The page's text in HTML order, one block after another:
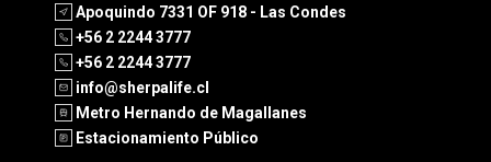
Apoquindo 7331 OF 918 - Las Condes
+56 2 2244 3777
+56 2 2244 3777
info@sherpalife.cl
Metro Hernando de Magallanes
Estacionamiento Público